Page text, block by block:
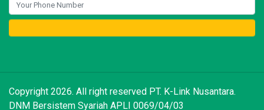
Copyright 2026. All right reserved PT. K-Link Nusantara.
DNM Bersistem Syariah APLI 0069/04/03